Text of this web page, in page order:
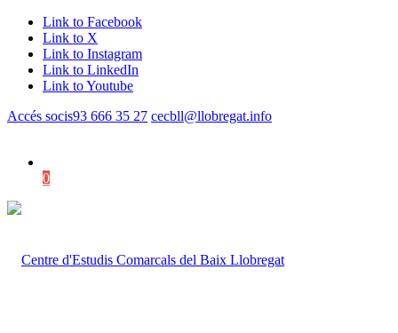
Link to Facebook
Link to X
Link to Instagram
Link to LinkedIn
Link to Youtube
Accés socis93 666 35 27 cecbll@llobregat.info
0